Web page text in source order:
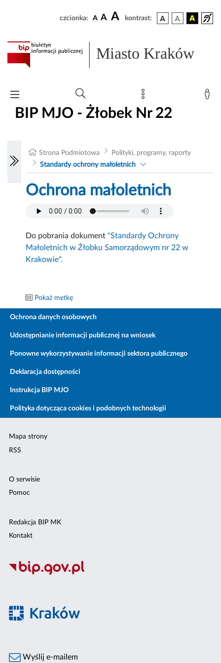
czcionka: A A A kontrast:
Miasto Kraków
BIP MJO - Żłobek Nr 22
Strona Podmiotowa
Polityki, programy, raporty
Standardy ochrony małoletnich
Ochrona małoletnich
Do pobrania dokument "Standardy Ochrony
Małoletnich w Żłobku Samorządowym nr 22 w
Krakowie".
Pokaż metkę
Ochrona danych osobowych
Udostępnianie informacji publicznej na wniosek
Ponowne wykorzystywanie informacji sektora publicznego
Deklaracja dostępności
Instrukcja BIP MJO
Polityka dotycząca cookies i podobnych technologii
Mapa strony
RSS
O serwisie
Pomoc
Redakcja BIP MK
Kontakt
Wyślij e-mailem